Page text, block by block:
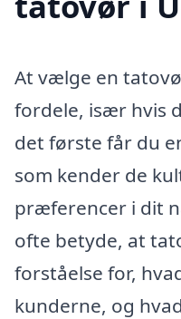
At vælge en
fordele, især hvis
det første får du
som kender de
præferencer i dit
ofte betyde, at
forståelse for,
kunderne, og